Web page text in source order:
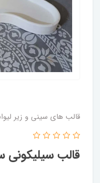
قالب های سینی و زیر
قالب سیلیکونی